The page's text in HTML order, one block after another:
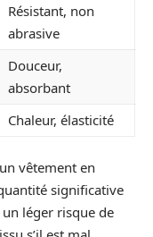
Résistant, non
abrasive
Douceur,
absorbant
Chaleur, élasticité
vêtement en
significative
léger risque de